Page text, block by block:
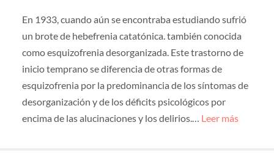
En 1933, cuando aún se encontraba estudiando sufrió
un brote de hebefrenia catatónica. también conocida
como esquizofrenia desorganizada. Este trastorno de
inicio temprano se diferencia de otras formas de
esquizofrenia por la predominancia de los síntomas de
desorganización y de los déficits psicológicos por
encima de las alucinaciones y los delirios.… Leer más